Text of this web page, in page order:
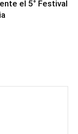
el 5° Festival